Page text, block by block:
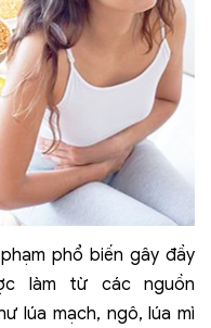
phổ biến gây đầy
làm từ các nguồn
lúa mạch, ngô, lúa mì